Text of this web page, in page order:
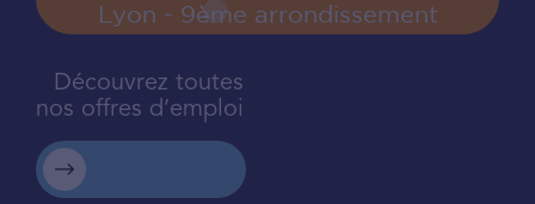
Lyon - 9ème arrondissement
Découvrez toutes
nos offres d’emploi